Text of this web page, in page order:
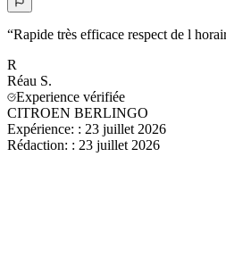
“Rapide très efficace respect de l
R
Réau S.
Experience vérifiée
CITROEN BERLINGO
Expérience: : 23 juillet 2026
Rédaction: : 23 juillet 2026